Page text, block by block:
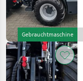
Gebrauchtmaschine